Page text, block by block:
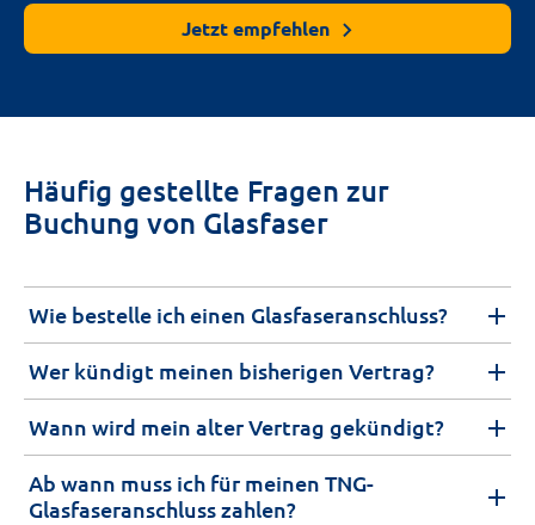
Jetzt empfehlen
Häufig gestellte Fragen zur
Buchung von Glasfaser
Wie bestelle ich einen Glasfaseranschluss?
Wer kündigt meinen bisherigen Vertrag?
Wann wird mein alter Vertrag gekündigt?
Ab wann muss ich für meinen TNG-
Glasfaseranschluss zahlen?